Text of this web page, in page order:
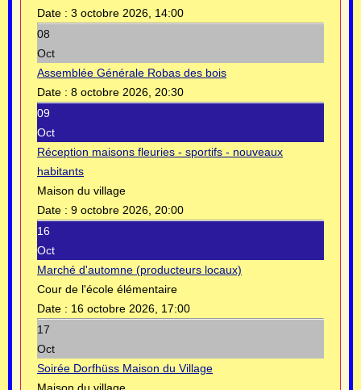
Date : 3 octobre 2026, 14:00
08
Oct
Assemblée Générale Robas des bois
Date : 8 octobre 2026, 20:30
09
Oct
Réception maisons fleuries - sportifs - nouveaux
habitants
Maison du village
Date : 9 octobre 2026, 20:00
16
Oct
Marché d'automne (producteurs locaux)
Cour de l'école élémentaire
Date : 16 octobre 2026, 17:00
17
Oct
Soirée Dorfhüss Maison du Village